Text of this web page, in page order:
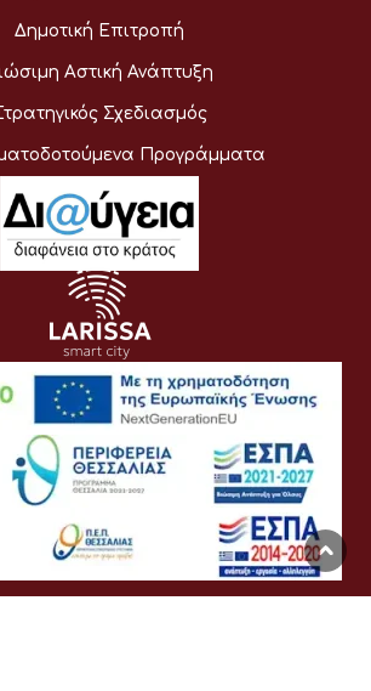
Δημοτική Επιτροπή
Αστική Ανάπτυξη
Σχεδιασμός
Προγράμματα